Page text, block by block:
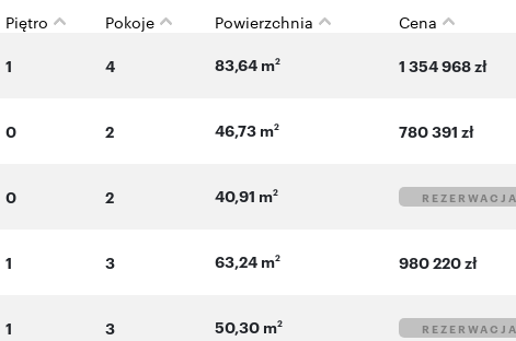
Piętro Pokoje Powierzchnia
Cena
1 4 83,64 m2 1 354 968 zł
0 2 46,73 m2 780 391 zł
0 2 40,91 m2 REZERWACJA
1 3 63,24 m2 980 220 zł
1 3 50,30 m2 REZERWACJA